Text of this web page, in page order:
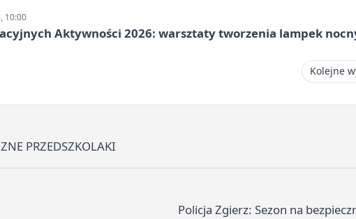
10:00
Aktywności 2026: warsztaty tworzenia lampek
Kolejne
PRZEDSZKOLAKI
Policja Zgierz: Sezon na